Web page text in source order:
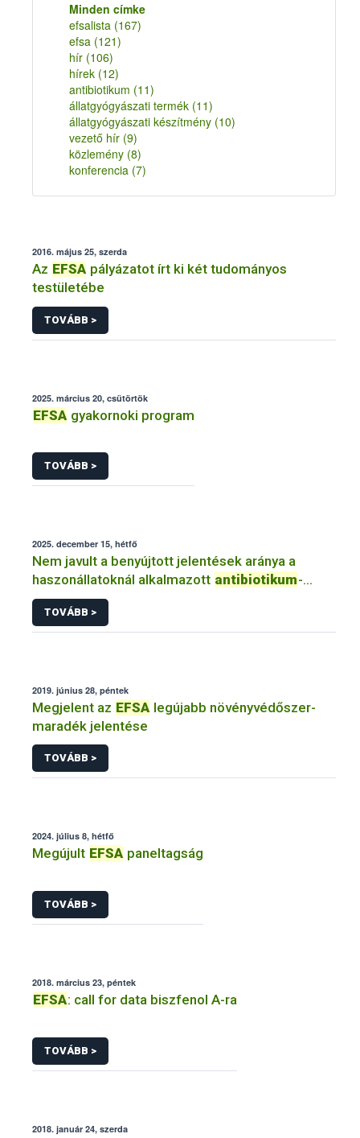
Minden címke
efsalista (167)
efsa (121)
hír (106)
hírek (12)
antibiotikum (11)
állatgyógyászati termék (11)
állatgyógyászati készítmény (10)
vezető hír (9)
közlemény (8)
konferencia (7)
2016. május 25, szerda
Az EFSA pályázatot írt ki két tudományos
testületébe
TOVÁBB >
2025. március 20, csütörtök
EFSA gyakornoki program
TOVÁBB >
2025. december 15, hétfő
Nem javult a benyújtott jelentések aránya a
haszonállatoknál alkalmazott antibiotikum-
tartalmú
TOVÁBB >
2019. június 28, péntek
Megjelent az EFSA legújabb növényvédőszer-
maradék jelentése
TOVÁBB >
2024. július 8, hétfő
Megújult EFSA paneltagság
TOVÁBB >
2018. március 23, péntek
EFSA: call for data biszfenol A-ra
TOVÁBB >
2018. január 24, szerda